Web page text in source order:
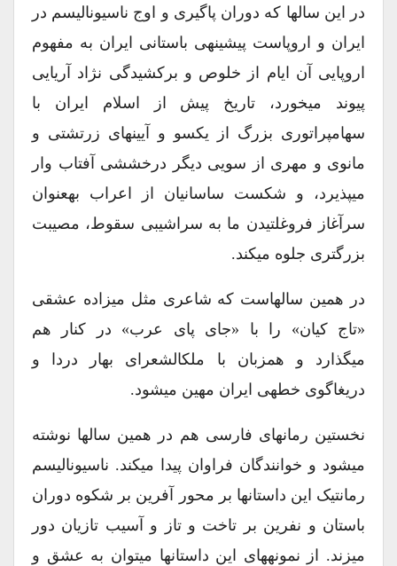
در این سالها که دوران پاگیری و اوج ناسیونالیسم در
ایران و اروپاست پیشینهی باستانی ایران به مفهوم
اروپایی آن ایام از خلوص و برکشیدگی نژاد آریایی
پیوند میخورد، تاریخ پیش از اسلام ایران با
سهامپراتوری بزرگ از یکسو و آیینهای زرتشتی و
مانوی و مهری از سویی دیگر درخششی آفتاب وار
میپذیرد، و شکست ساسانیان از اعراب بهعنوان
سرآغاز فروغلتیدن ما به سراشیبی سقوط، مصیبت
بزرگتری جلوه میکند.
در همین سالهاست که شاعری مثل میزاده عشقی
«تاج کیان» را با «جای پای عرب» در کنار هم
میگذارد و همزبان با ملکالشعرای بهار دردا و
دریغاگوی خطهی ایران مهین میشود.
نخستین رمانهای فارسی هم در همین سالها نوشته
میشود و خوانندگان فراوان پیدا میکند. ناسیونالیسم
رمانتیک این داستانها بر محور آفرین بر شکوه دوران
باستان و نفرین بر تاخت و تاز و آسیب تازیان دور
میزند. از نمونههای این داستانها میتوان به عشق و